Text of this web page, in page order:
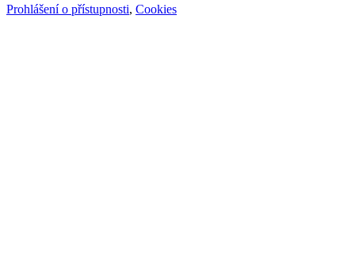
Prohlášení o přístupnosti, Cookies